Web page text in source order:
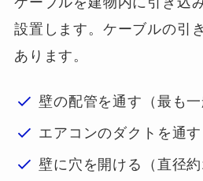
設置します。ケーブルの引
あります。
壁の配管を通す（最も一
エアコンのダクトを通す
壁に穴を開ける（直径